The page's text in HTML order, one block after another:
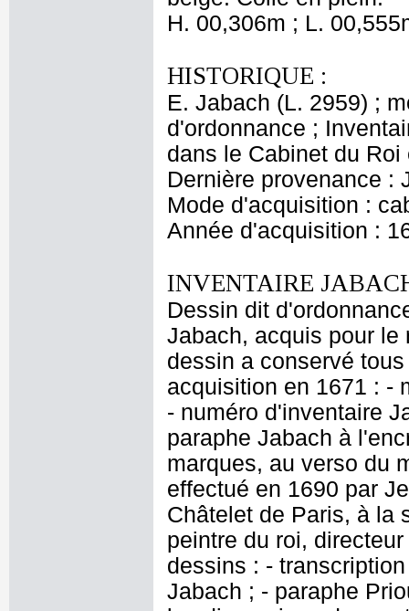
H. 00,306m ; L.
HISTORIQUE :
E. Jabach (L. 2959) ;
d'ordonnance ;
dans le Cabinet du
Dernière provenance :
Mode d'acquisition :
Année d'acquisition :
INVENTAIRE
Dessin dit
Jabach, acquis pour le
dessin a conservé
acquisition en 1671 : -
- numéro d'inventaire
paraphe Jabach à
marques, au verso du
effectué en 1690 par
Châtelet de Paris, à la
peintre du roi,
dessins : -
Jabach ; - paraphe